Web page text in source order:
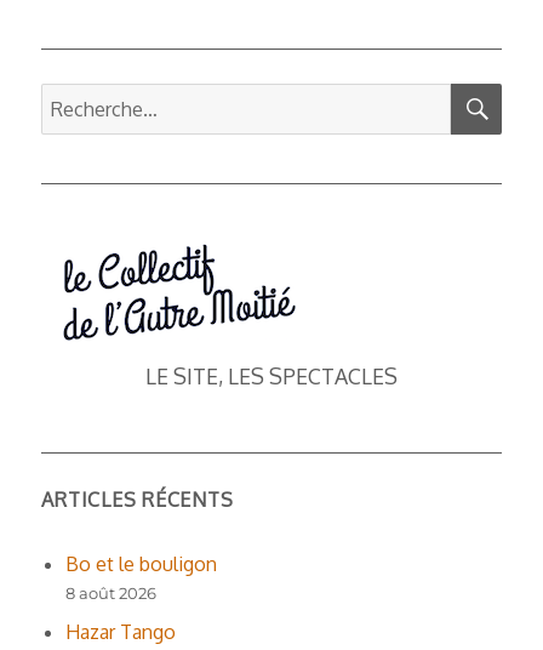
Recherche
pour :
LE SITE, LES SPECTACLES
ARTICLES RÉCENTS
Bo et le bouligon
8 août 2026
Hazar Tango